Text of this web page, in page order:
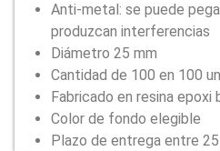
Anti-metal: se puede
produzcan interferencias
Diámetro 25 mm
Cantidad de 100 en 100
Fabricado en resina epoxi
Color de fondo elegible
Plazo de entrega entre